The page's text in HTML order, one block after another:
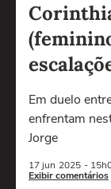
Em duelo
enfrentam
Jorge
17 jun 2025 -
Exibir comentários